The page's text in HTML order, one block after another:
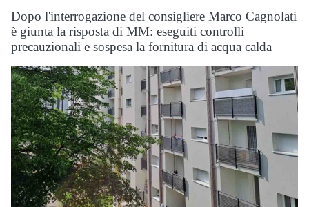
Dopo l'interrogazione del consigliere Marco Cagnolati
è giunta la risposta di MM: eseguiti controlli
precauzionali e sospesa la fornitura di acqua calda